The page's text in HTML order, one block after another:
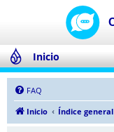
Inicio
FAQ
Inicio
Índice general